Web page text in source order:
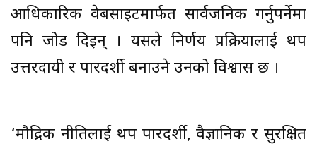
आधिकारिक वेबसाइटमार्फत सार्वजनिक गर्नुपर्नेमा
पनि जोड दिइन् । यसले निर्णय प्रक्रियालाई थप
उत्तरदायी र पारदर्शी बनाउने उनको विश्वास छ ।
‘मौद्रिक नीतिलाई थप पारदर्शी, वैज्ञानिक र सुरक्षित